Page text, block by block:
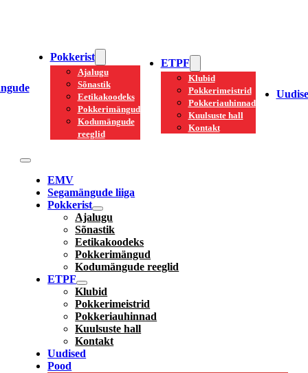
Pokkerist
Ajalugu
Sõnastik
Eetikakoodeks
Pokkerimängud
Kodumängude
reeglid
ETPF
Klubid
Pokkerimeistrid
Pokkeriauhinnad
Kuulsuste hall
Kontakt
EMV
Segamängude liiga
Pokkerist
Ajalugu
Sõnastik
Eetikakoodeks
Pokkerimängud
Kodumängude reeglid
ETPF
Klubid
Pokkerimeistrid
Pokkeriauhinnad
Kuulsuste hall
Kontakt
Uudised
Pood